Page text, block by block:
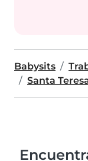
Babysits
Santa